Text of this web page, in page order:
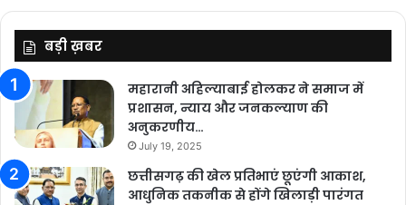
बड़ी ख़बर
महारानी अहिल्याबाई होलकर ने समाज में
प्रशासन, न्याय और जनकल्याण की
अनुकरणीय…
July 19, 2025
छत्तीसगढ़ की खेल प्रतिभाएं छूएंगी आकाश,
आधुनिक तकनीक से होंगे खिलाड़ी पारंगत